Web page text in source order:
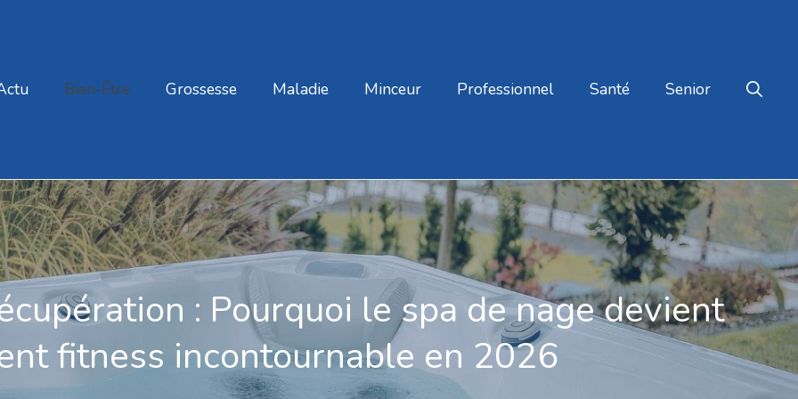
Bien-Être Grossesse Maladie Minceur Professionnel Santé Senior
: Pourquoi le spa de nage devient
fitness incontournable en 2026